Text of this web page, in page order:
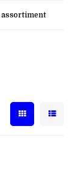
assortiment